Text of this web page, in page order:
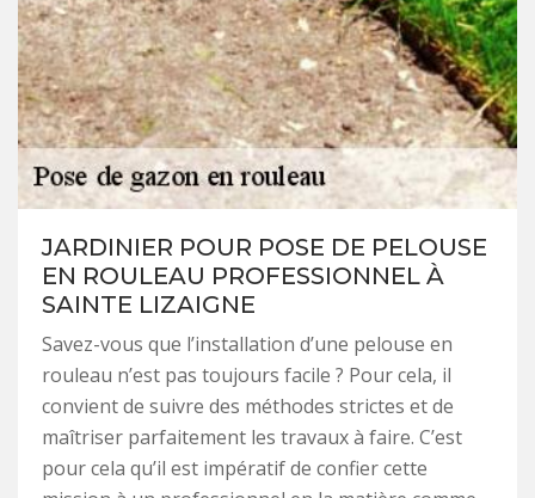
JARDINIER POUR POSE DE PELOUSE
EN ROULEAU PROFESSIONNEL À
SAINTE LIZAIGNE
Savez-vous que l’installation d’une pelouse en
rouleau n’est pas toujours facile ? Pour cela, il
convient de suivre des méthodes strictes et de
maîtriser parfaitement les travaux à faire. C’est
pour cela qu’il est impératif de confier cette